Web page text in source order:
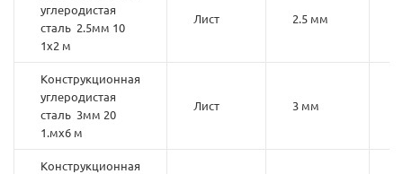
углеродистая
сталь 2.5мм 10
1х2 м
Лист 2.5 мм
Конструкционная
углеродистая
сталь 3мм 20
1.мх6 м
Лист 3 мм
Конструкционная